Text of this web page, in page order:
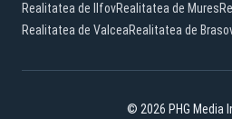
Realitatea de IlfovRealitatea de Mures
Realitatea de ValceaRealitatea de
© 2026 PHG Media